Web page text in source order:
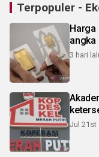
Terpopuler -
Harga
angka
3 hari
Jul 21st